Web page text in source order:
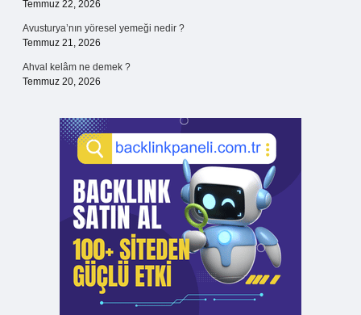
Temmuz 22, 2026
Avusturya’nın yöresel yemeği nedir ?
Temmuz 21, 2026
Ahval kelâm ne demek ?
Temmuz 20, 2026